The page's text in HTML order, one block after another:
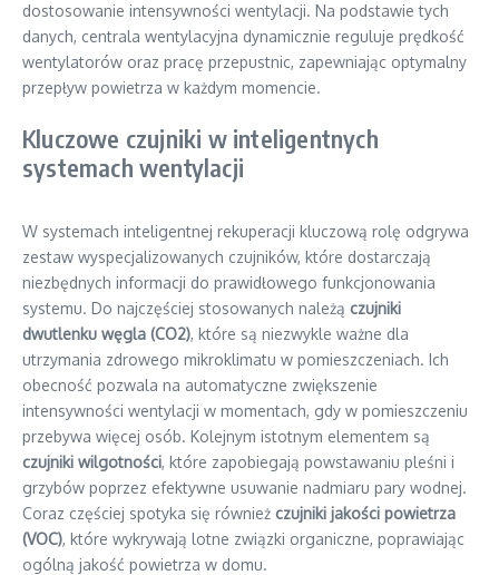
dostosowanie intensywności wentylacji. Na podstawie tych
danych, centrala wentylacyjna dynamicznie reguluje prędkość
wentylatorów oraz pracę przepustnic, zapewniając optymalny
przepływ powietrza w każdym momencie.
Kluczowe czujniki w inteligentnych
systemach wentylacji
W systemach inteligentnej rekuperacji kluczową rolę odgrywa
zestaw wyspecjalizowanych czujników, które dostarczają
niezbędnych informacji do prawidłowego funkcjonowania
systemu. Do najczęściej stosowanych należą czujniki
dwutlenku węgla (CO2), które są niezwykle ważne dla
utrzymania zdrowego mikroklimatu w pomieszczeniach. Ich
obecność pozwala na automatyczne zwiększenie
intensywności wentylacji w momentach, gdy w pomieszczeniu
przebywa więcej osób. Kolejnym istotnym elementem są
czujniki wilgotności, które zapobiegają powstawaniu pleśni i
grzybów poprzez efektywne usuwanie nadmiaru pary wodnej.
Coraz częściej spotyka się również czujniki jakości powietrza
(VOC), które wykrywają lotne związki organiczne, poprawiając
ogólną jakość powietrza w domu.